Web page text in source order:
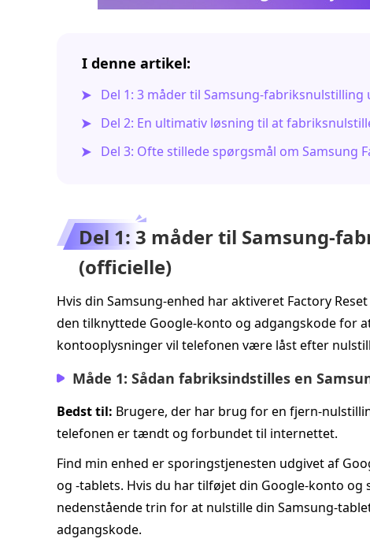
I denne artikel:
Del 1: 3 måder til
Del 2: En ultimativ løsning til at
Del 3: Ofte stillede spørgsmål om Samsung
Del 1: 3 måder til
(officielle)
Hvis din Samsung‑enhed har aktiveret Factory
den tilknyttede Google‑konto og adgangskode for
kontooplysninger vil telefonen være låst efter
Måde 1: Sådan fabriksindstilles en
Bedst til: Brugere, der har brug for en
telefonen er tændt og forbundet til internettet.
Find min enhed er sporingstjenesten udgivet af
og -tablets. Hvis du har tilføjet din Google-konto
nedenstående trin for at nulstille din Samsung-
adgangskode.